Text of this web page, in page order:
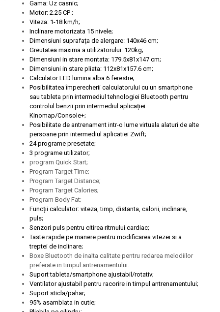
Gama: Uz casnic;
Motor: 2.25 CP ;
Viteza: 1-18 km/h;
Inclinare motorizata 15 nivele;
Dimensiuni suprafața de alergare: 140x46 cm;
Greutatea maxima a utilizatorului: 120kg;
Dimensiuni in stare montata: 179.5x81x147 cm;
Dimensiuni in stare pliata: 112x81x157.6 cm;
Calculator LED lumina alba 6 ferestre;
Posibilitatea împerecherii calculatorului cu un smartphone
sau tableta prin intermediul tehnologiei Bluetooth pentru
controlul benzii prin intermediul aplicației
Kinomap/Console+;
Posibilitate de antrenament intr-o lume virtuala alaturi de alte
persoane prin intermediul aplicatiei Zwift;
24 programe presetate;
3 programe utilizator;
program Quick Start;
Program Target Time;
Program Target Distance;
Program Target Calories;
Program Body Fat;
Funcții calculator: viteza, timp, distanta, calorii, inclinare,
puls;
Senzori puls pentru citirea ritmului cardiac;
Taste rapide pe manere pentru modificarea vitezei si a
treptei de inclinare;
Boxe Bluetooth de inalta calitate pentru redarea melodiilor
preferate in timpul antrenamentului.
Suport tableta/smartphone ajustabil/rotativ;
Ventilator ajustabil pentru racorire in timpul antrenamentului;
Suport sticla/pahar;
95% asamblata in cutie;